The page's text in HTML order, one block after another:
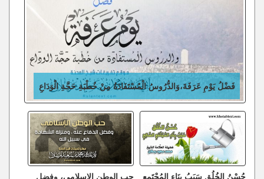
فَضْلُ يَوْمِ عَرَفَةَ،وَالدُّرُوسُ الْمُسْتَفَادَةُ مِنْ خُطْبَةِ حَجَّةِ الْوَدَاعِ
حُسْنُ الخُلُقِ سَبَبُ بِنَاءِ المُجْتَمِعِ حب الوطن الإسلامي، وفضل